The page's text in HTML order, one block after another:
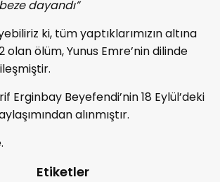
dayandı”
ki, tüm yaptıklarımızın altına
olan ölüm, Yunus Emre’nin dilinde
Erginbay Beyefendi’nin 18 Eylül’deki
alınmıştır.
Etiketler